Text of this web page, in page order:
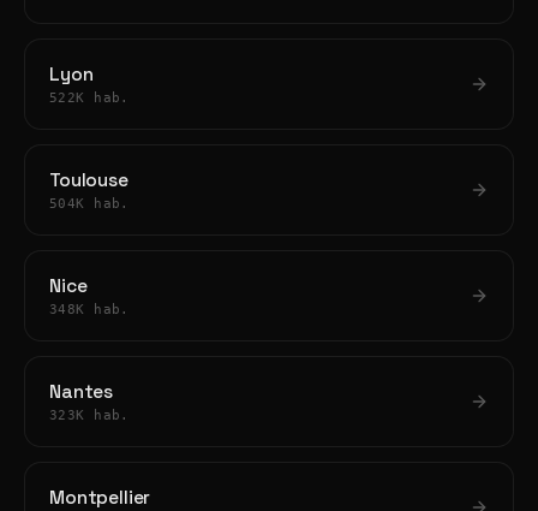
Lyon
522K hab.
Toulouse
504K hab.
Nice
348K hab.
Nantes
323K hab.
Montpellier